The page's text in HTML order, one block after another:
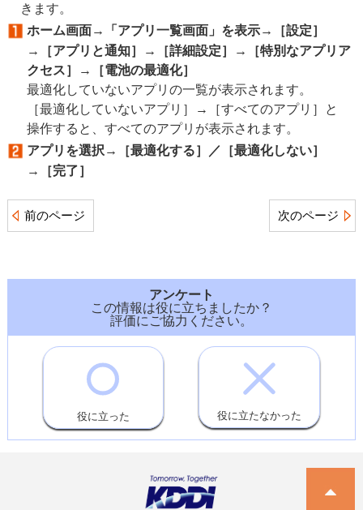
きます。
ホーム画面→「アプリ一覧画面」を表示→［設定］
→［アプリと通知］→［詳細設定］→［特別なアプリア
クセス］→［電池の最適化］
最適化していないアプリの一覧が表示されます。
［最適化していないアプリ］→［すべてのアプリ］と
操作すると、すべてのアプリが表示されます。
アプリを選択→［最適化する］／［最適化しない］
→［完了］
前のページ 次のページ
アンケート
この情報は役に立ちましたか？
評価にご協力ください。
役に立った 役に立たなかった